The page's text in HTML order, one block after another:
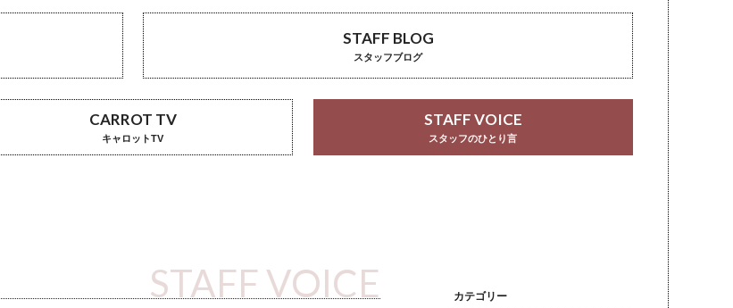
STAFF BLOG
スタッフブログ
CARROT TV
キャロットTV
STAFF VOICE
スタッフのひとり言
STAFF VOICE カテゴリー